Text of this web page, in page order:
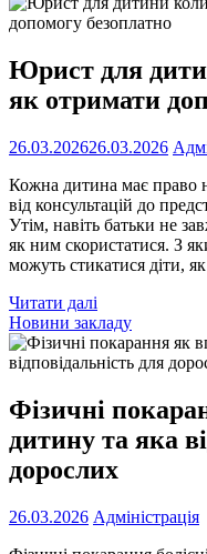
Юрист для
як отримати
26.03.202626.03.2026
Кожна дитина має право
від консультацій до
Утім, навіть батьки не
як ним скористатися. З
можуть стикатися діти, як
Читати далі
Новини закладу
Фізичні
дитину та яка
дорослих
26.03.2026 Адміністрація